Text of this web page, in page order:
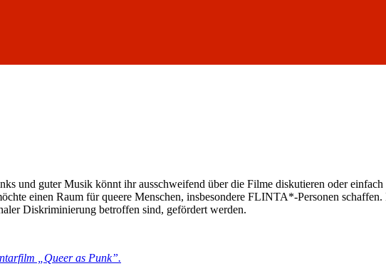
und guter Musik könnt ihr ausschweifend über die Filme diskutieren oder
einen Raum für queere Menschen, insbesondere FLINTA*-Personen
Diskriminierung betroffen sind, gefördert werden.
„Queer as Punk”.